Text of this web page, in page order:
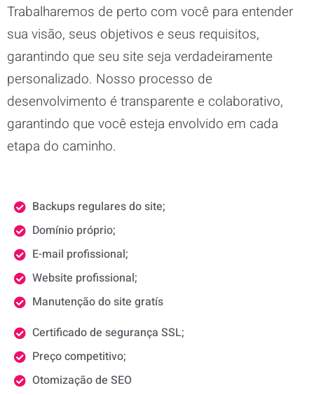
Trabalharemos de perto com você para entender
sua visão, seus objetivos e seus requisitos,
garantindo que seu site seja verdadeiramente
personalizado. Nosso processo de
desenvolvimento é transparente e colaborativo,
garantindo que você esteja envolvido em cada
etapa do caminho.
Backups regulares do site;
Domínio próprio;
E-mail profissional;
Website profissional;
Manutenção do site gratís
Certificado de segurança SSL;
Preço competitivo;
Otomização de SEO